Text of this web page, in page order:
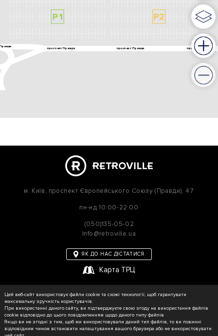
м. Київ, проспект Європейського Союзу (Правди), 47
пн-нд 10:00-22:00
(050)135-05-02
Info@retroville.ua
ЯК ДО НАС ДІСТАТИСЯ
Карта ТРЦ
© RETROVILLE, 2026 Усі права захищені
Цей веб-сайт використовує файли cookie та схожі технології, щоб гарантувати
максимальну зручність користувачів.
При використанні даного сайту, ви підтверджуєте свою згоду на використання файлів
cookie відповідно до цього повідомленням щодо даного типу файлів
Якщо ви не згодні з тим, щоб ми використовували даний тип файлів, то ви повинні
відповідним чином встановити налаштування вашого браузера або не використовувати